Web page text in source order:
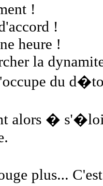
!
!
heure !
la
du
alors �
plus...